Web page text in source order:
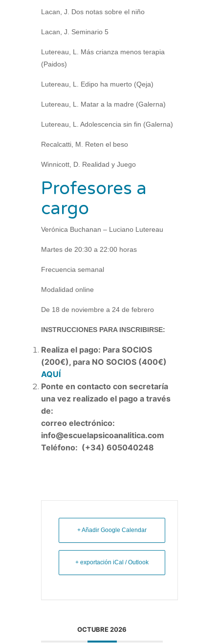
Lacan, J. Dos notas sobre el niño
Lacan, J. Seminario 5
Lutereau, L. Más crianza menos terapia
(Paidos)
Lutereau, L. Edipo ha muerto (Qeja)
Lutereau, L. Matar a la madre (Galerna)
Lutereau, L. Adolescencia sin fin (Galerna)
Recalcatti, M. Reten el beso
Winnicott, D. Realidad y Juego
Profesores a
cargo
Verónica Buchanan – Luciano Lutereau
Martes de 20:30 a 22:00 horas
Frecuencia semanal
Modalidad online
De 18 de noviembre a 24 de febrero
INSTRUCCIONES PARA INSCRIBIRSE:
Realiza el pago: Para SOCIOS
(200€), para NO SOCIOS (400€)
AQUÍ
Ponte en contacto con secretaría
una vez realizado el pago a través
de:
correo electrónico:
info@escuelapsicoanalitica.com
Teléfono: (+34) 605040248
+ Añadir Google Calendar
+ exportación iCal / Outlook
OCTUBRE 2026